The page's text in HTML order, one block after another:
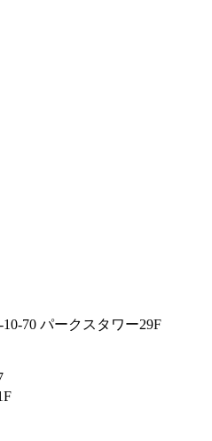
70 パークスタワー29F